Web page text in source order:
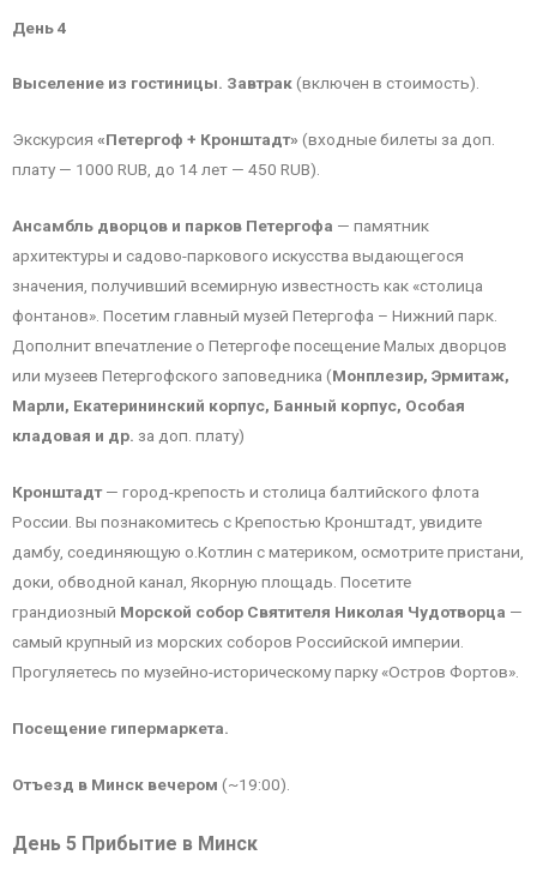
День 4
Выселение из гостиницы. Завтрак(включен в стоимость).
Экскурсия «Петергоф + Кронштадт» (входные билеты за доп.
плату — 1000 RUB, до 14 лет — 450 RUB).
Ансамбль дворцов и парков Петергофа — памятник
архитектуры и садово-паркового искусства выдающегося
значения, получивший всемирную известность как «столица
фонтанов». Посетим главный музей Петергофа – Нижний парк.
Дополнит впечатление о Петергофе посещение Малых дворцов
или музеев Петергофского заповедника (Монплезир, Эрмитаж,
Марли, Екатерининский корпус, Банный корпус, Особая
кладовая и др. за доп. плату)
Кронштадт— город-крепость и столица балтийского флота
России. Вы познакомитесь с Крепостью Кронштадт, увидите
дамбу, соединяющую о.Котлин с материком, осмотрите пристани,
доки, обводной канал, Якорную площадь. Посетите
грандиозный Морской собор Святителя Николая Чудотворца —
самый крупный из морских соборов Российской империи.
Прогуляетесь по музейно-историческому парку «Остров Фортов».
Посещение гипермаркета.
Отъезд в Минск вечером (~19:00).
День 5 Прибытие в Минск